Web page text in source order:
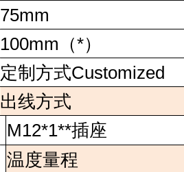
75mm
100mm （*）
定制方式Customized
出线方式
M12*1**插座
温度量程